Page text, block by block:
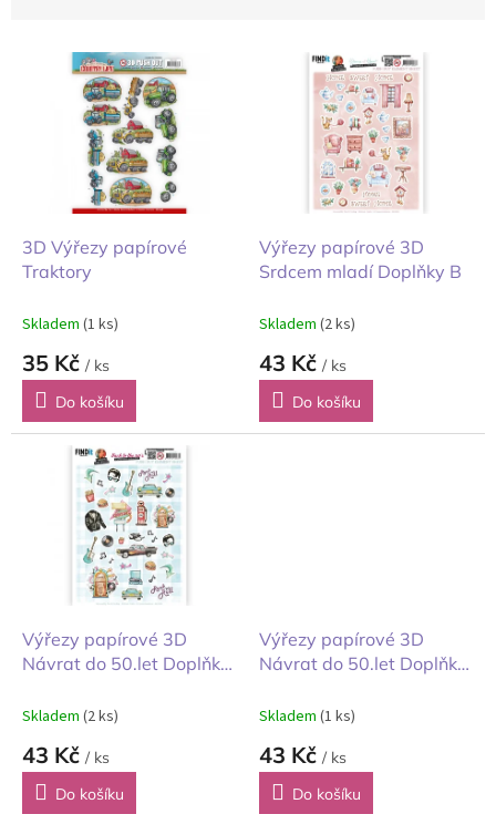
u
3D Výřezy papírové
Traktory
Skladem (1 ks)
35 Kč / ks
Do košíku
Výřezy papírové 3D
Srdcem mladí Doplňky B
Skladem (2 ks)
43 Kč / ks
Do košíku
Výřezy papírové 3D
Návrat do 50.let Doplňky
Skladem (2 ks)
43 Kč / ks
Do košíku
Výřezy papírové 3D
Návrat do 50.let Doplňky
Skladem (1 ks)
43 Kč / ks
Do košíku